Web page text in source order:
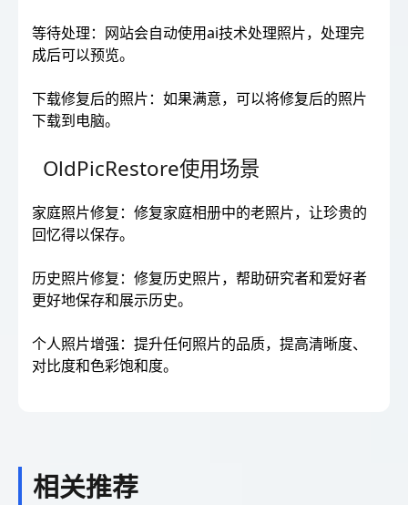
等待处理：网站会自动使用ai技术处理照片，处理完
成后可以预览。
下载修复后的照片：如果满意，可以将修复后的照片
下载到电脑。
OldPicRestore使用场景
家庭照片修复：修复家庭相册中的老照片，让珍贵的
回忆得以保存。
历史照片修复：修复历史照片，帮助研究者和爱好者
更好地保存和展示历史。
个人照片增强：提升任何照片的品质，提高清晰度、
对比度和色彩饱和度。
相关推荐